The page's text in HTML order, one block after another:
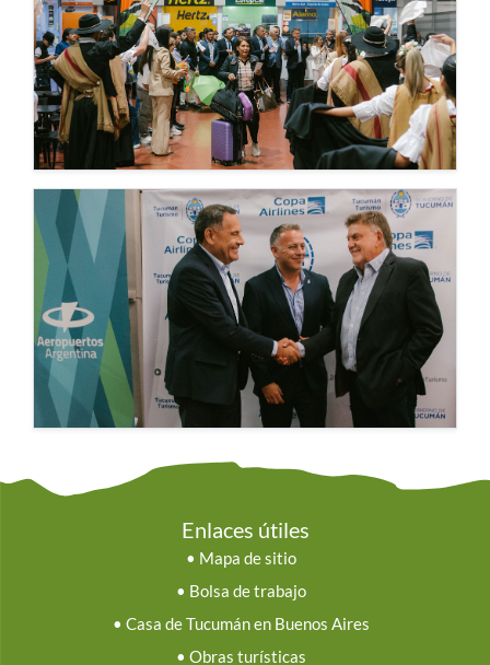
Enlaces útiles
• Mapa de sitio
• Bolsa de trabajo
• Casa de Tucumán en Buenos Aires
• Obras turísticas